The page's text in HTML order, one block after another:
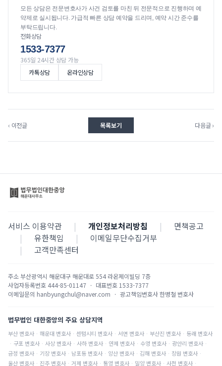
모든 상담은 전문변호사가 사건 검토를 마친 뒤 전문적으로 진행하며 예
약제로 실시됩니다. 가급적 빠른 상담 예약을 드리며, 예약 시간 준수를
부탁드립니다.
전화상담
1533-7377
365일 24시간 상담 가능
카톡상담
온라인상담
‹ 이전글 목록보기 다음글 ›
서비스 이용약관 | 개인정보처리방침 |
면책공고
|
유한책임 |
이메일무단수집거부
|
고객만족센터
주소부산광역시 해운대구 해운대로 554 라온제이빌딩 7층
사업자등록번호 444-85-01147 · 대표번호 1533-7377
이메일문의 hanbyungchul@naver.com · 광고책임변호사한병철 변호사
법무법인 대한중앙의 주요 상담지역
부산 변호사 · 해운대 변호사 · 센텀시티 변호사 · 서면 변호사 · 부산진 변호사 · 동래 변호사
· 구포 변호사 · 사상 변호사 · 사하 변호사 · 연제 변호사 · 수영 변호사 · 광안리 변호사 ·
금정 변호사 · 기장 변호사 · 남포동 변호사 · 양산 변호사 · 김해 변호사 · 창원 변호사 ·
울산 변호사 · 진주 변호사 · 거제 변호사 · 통영 변호사 · 밀양 변호사 · 사천 변호사 ·